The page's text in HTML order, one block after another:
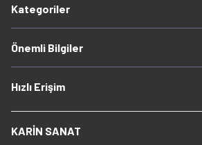
Kategoriler
Önemli Bilgiler
Hızlı Erişim
KARİN SANAT